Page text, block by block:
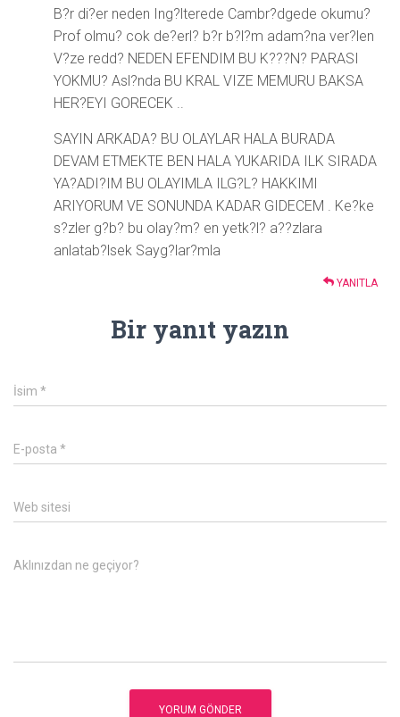
B?r di?er neden Ing?lterede Cambr?dgede okumu?
Prof olmu? cok de?erl? b?r b?l?m adam?na ver?len
V?ze redd? NEDEN EFENDIM BU K???N? PARASI
YOKMU? Asl?nda BU KRAL VIZE MEMURU BAKSA
HER?EYI GORECEK ..
SAYIN ARKADA? BU OLAYLAR HALA BURADA
DEVAM ETMEKTE BEN HALA YUKARIDA ILK SIRADA
YA?ADI?IM BU OLAYIMLA ILG?L? HAKKIMI
ARIYORUM VE SONUNDA KADAR GIDECEM . Ke?ke
s?zler g?b? bu olay?m? en yetk?l? a??zlara
anlatab?lsek Sayg?lar?mla
YANITLA
Bir yanıt yazın
İsim *
E-posta *
Web sitesi
Aklınızdan ne geçiyor?